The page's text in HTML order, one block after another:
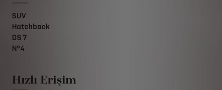
SUV
Hatchback
DS 7
N°4
Hızlı Erişim